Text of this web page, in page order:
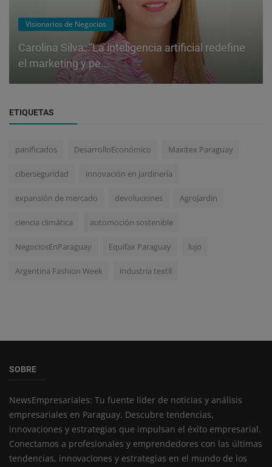
Visionarios de Negocios
Carolina Silva: “La inteligencia artificial redefine
el marketing y pe...
ETIQUETAS
panificados DesarrolloEconómico Maxitex Paraguay
ciberseguridad innovación en jardinería
expansión de mercado devoluciones AgroJardin
ciencia climática automoción sostenible
NegociosEnParaguay Equifax Paraguay lujo
Argentina Fashion Week industria textil
SOBRE
NewsEmpresariales: Tu fuente líder de noticias y análisis
empresariales en Paraguay. Descubre tendencias,
innovaciones y estrategias que impulsan el éxito empresarial.
Conectamos a profesionales y emprendedores con las últimas
tendencias, innovaciones y estrategias en el mundo de los